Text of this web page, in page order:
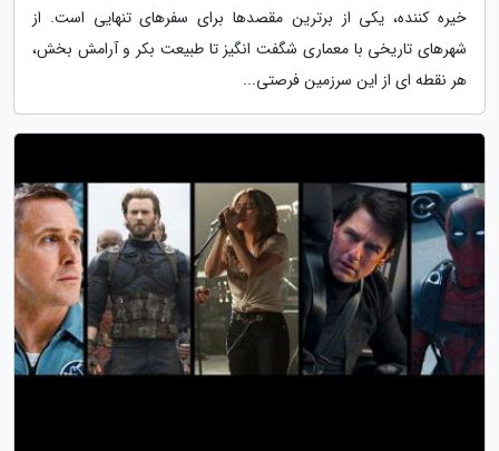
خیره کننده، یکی از برترین مقصدها برای سفرهای تنهایی است. از
شهرهای تاریخی با معماری شگفت انگیز تا طبیعت بکر و آرامش بخش،
هر نقطه ای از این سرزمین فرصتی...